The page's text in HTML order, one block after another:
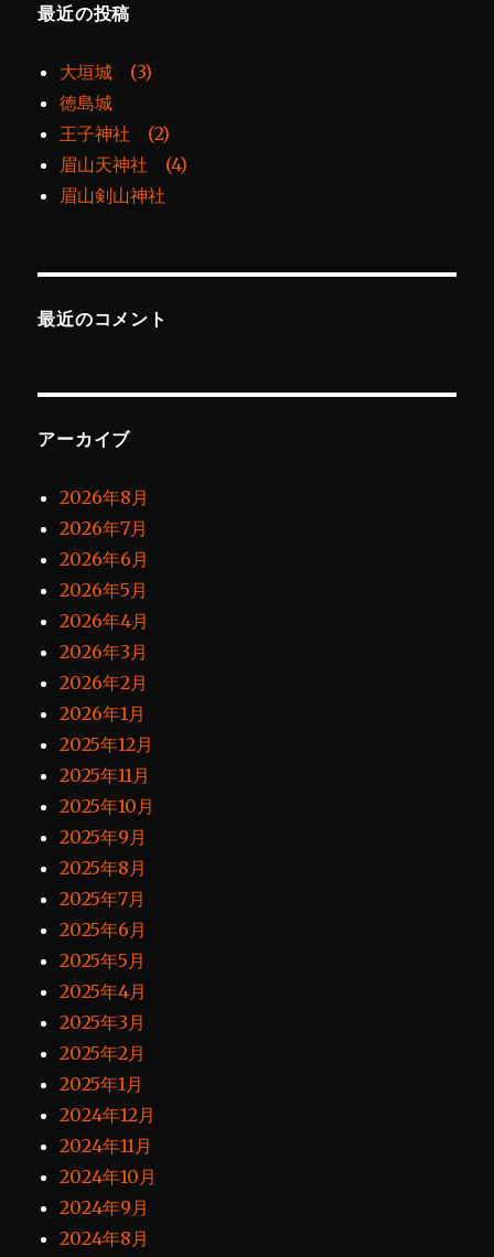
最近の投稿
大垣城 (3)
徳島城
王子神社 (2)
眉山天神社 (4)
眉山剣山神社
最近のコメント
アーカイブ
2026年8月
2026年7月
2026年6月
2026年5月
2026年4月
2026年3月
2026年2月
2026年1月
2025年12月
2025年11月
2025年10月
2025年9月
2025年8月
2025年7月
2025年6月
2025年5月
2025年4月
2025年3月
2025年2月
2025年1月
2024年12月
2024年11月
2024年10月
2024年9月
2024年8月